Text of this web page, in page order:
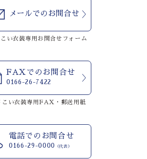
メールでのお問合せ
こい衣装専用お問合せフォーム
FAXでのお問合せ
0166-26-7422
こい衣装専用FAX・郵送用紙
電話でのお問合せ
0166-29-0000 （代表）